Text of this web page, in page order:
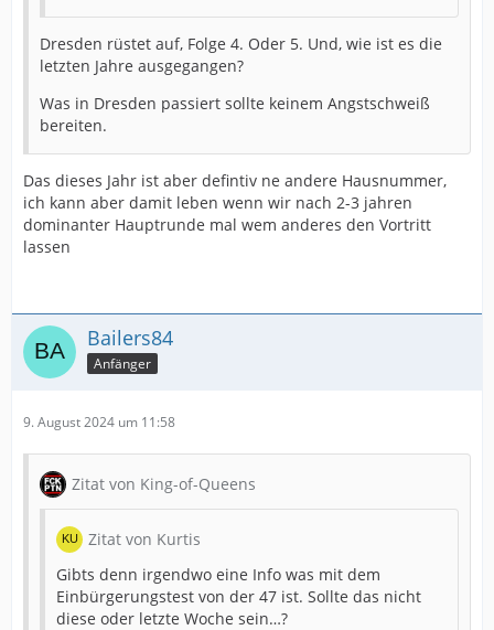
Dresden rüstet auf, Folge 4. Oder 5. Und, wie ist es die
letzten Jahre ausgegangen?
Was in Dresden passiert sollte keinem Angstschweiß
bereiten.
Das dieses Jahr ist aber defintiv ne andere Hausnummer,
ich kann aber damit leben wenn wir nach 2-3 jahren
dominanter Hauptrunde mal wem anderes den Vortritt
lassen
Bailers84
Anfänger
9. August 2024 um 11:58
Zitat von King-of-Queens
Zitat von Kurtis
Gibts denn irgendwo eine Info was mit dem
Einbürgerungstest von der 47 ist. Sollte das nicht
diese oder letzte Woche sein…?